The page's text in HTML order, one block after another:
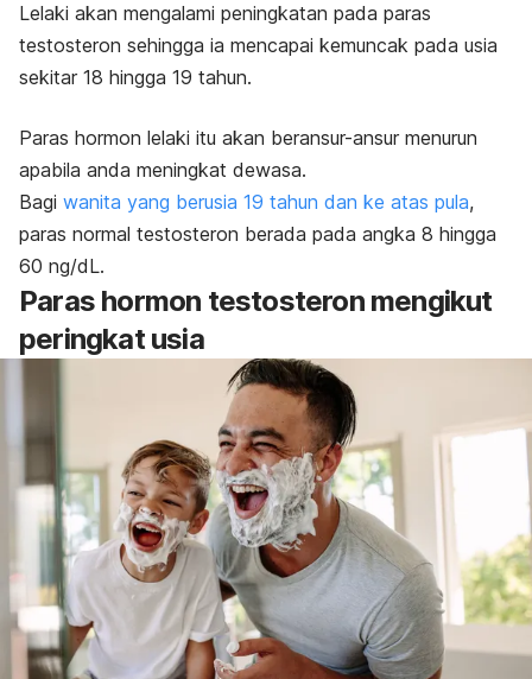
Lelaki akan mengalami peningkatan pada paras
testosteron sehingga ia mencapai kemuncak pada usia
sekitar 18 hingga 19 tahun.
Paras hormon lelaki itu akan beransur-ansur menurun
apabila anda meningkat dewasa.
Bagi wanita yang berusia 19 tahun dan ke atas pula,
paras normal testosteron berada pada angka 8 hingga
60 ng/dL.
Paras hormon testosteron mengikut
peringkat usia